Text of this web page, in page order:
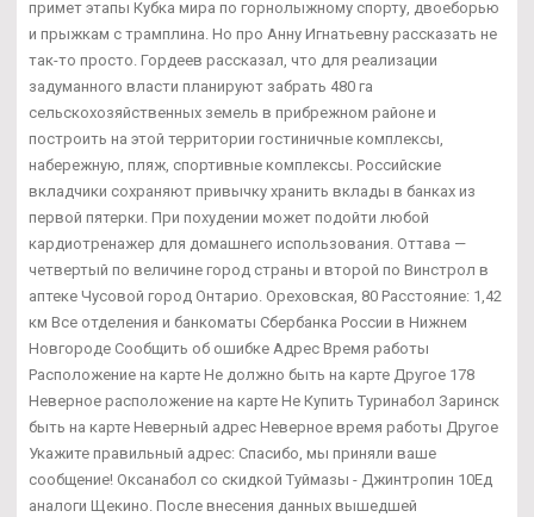
примет этапы Кубка мира по горнолыжному спорту, двоеборью
и прыжкам с трамплина. Но про Анну Игнатьевну рассказать не
так-то просто. Гордеев рассказал, что для реализации
задуманного власти планируют забрать 480 га
сельскохозяйственных земель в прибрежном районе и
построить на этой территории гостиничные комплексы,
набережную, пляж, спортивные комплексы. Российские
вкладчики сохраняют привычку хранить вклады в банках из
первой пятерки. При похудении может подойти любой
кардиотренажер для домашнего использования. Оттава —
четвертый по величине город страны и второй по Винстрол в
аптеке Чусовой город Онтарио. Ореховская, 80 Расстояние: 1,42
км Все отделения и банкоматы Сбербанка России в Нижнем
Новгороде Сообщить об ошибке Адрес Время работы
Расположение на карте Не должно быть на карте Другое 178
Неверное расположение на карте Не Купить Туринабол Заринск
быть на карте Неверный адрес Неверное время работы Другое
Укажите правильный адрес: Спасибо, мы приняли ваше
сообщение! Оксанабол со скидкой Туймазы - Джинтропин 10Ед
аналоги Щекино. После внесения данных вышедшей